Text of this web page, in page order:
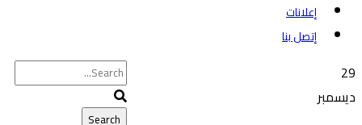
إعلانات
إتصل بنا
29
ديسمبر